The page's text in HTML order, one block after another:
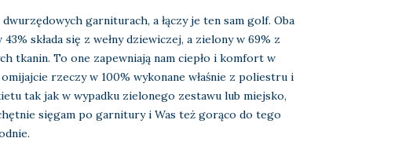
garniturach, a łączy je ten sam golf. Oba
składa się z wełny dziewiczej, a zielony w 69% z
tkanin. To one zapewniają nam ciepło i komfort w
rzeczy w 100% wykonane właśnie z poliestru i
tak jak w wypadku zielonego zestawu lub miejsko,
sięgam po garnitury i Was też gorąco do tego